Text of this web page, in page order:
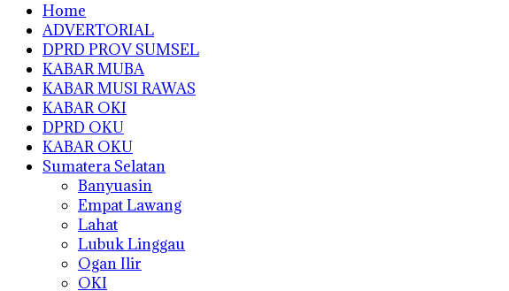
Home
ADVERTORIAL
DPRD PROV SUMSEL
KABAR MUBA
KABAR MUSI RAWAS
KABAR OKI
DPRD OKU
KABAR OKU
Sumatera Selatan
Banyuasin
Empat Lawang
Lahat
Lubuk Linggau
Ogan Ilir
OKI